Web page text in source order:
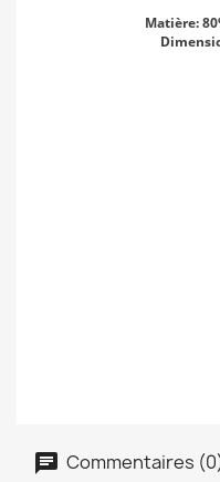
Matière:
Commentaires